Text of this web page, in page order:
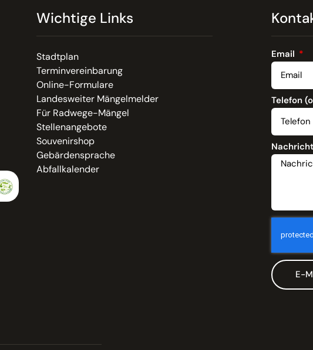
Wichtige Links
Stadtplan
Terminvereinbarung
Online-Formulare
Landesweiter Mängelmelder
Für Radwege-Mängel
Stellenangebote
Souvenirshop
Gebärdensprache
Abfallkalender
Email
Telefon
E-